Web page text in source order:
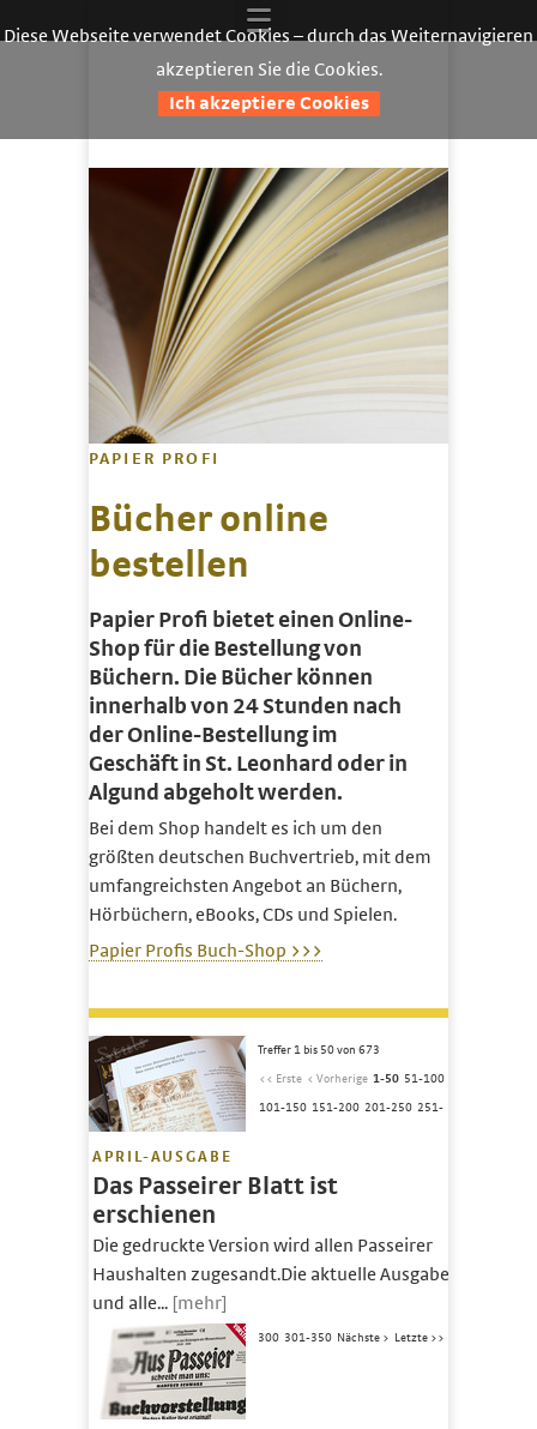
PAPIER PROFI
Bücher online
bestellen
Papier Profi bietet einen Online-
Shop für die Bestellung von
Büchern. Die Bücher können
innerhalb von 24 Stunden nach
der Online-Bestellung im
Geschäft in St. Leonhard oder in
Algund abgeholt werden.
Bei dem Shop handelt es ich um den
größten deutschen Buchvertrieb, mit dem
umfangreichsten Angebot an Büchern,
Hörbüchern, eBooks, CDs und Spielen.
Papier Profis Buch-Shop >>>
APRIL-AUSGABE
Das Passeirer Blatt ist
erschienen
Die gedruckte Version wird allen Passeirer
Haushalten zugesandt.Die aktuelle Ausgabe
und alle... [mehr]
Treffer 1 bis 50 von 673
<< Erste < Vorherige 1-50 51-100
101-150 151-200 201-250 251-
300 301-350 Nächste > Letzte >>
Diese Webseite verwendet Cookies – durch das Weiternavigieren
akzeptieren Sie die Cookies.
Ich akzeptiere Cookies